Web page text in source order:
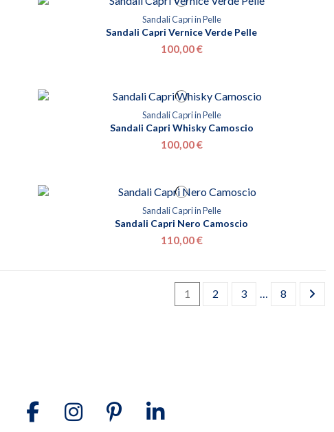
Sandali Capri in Pelle
Sandali Capri Vernice Verde Pelle
100,00 €
Sandali Capri in Pelle
Sandali Capri Whisky Camoscio
100,00 €
Sandali Capri in Pelle
Sandali Capri Nero Camoscio
110,00 €
1 2 3 … 8